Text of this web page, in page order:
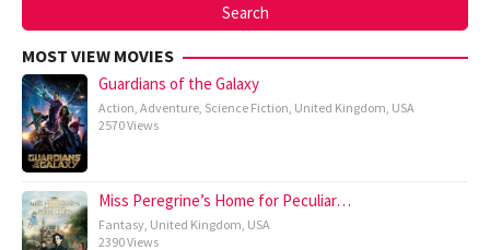
MOST VIEW MOVIES
Guardians of the Galaxy
Action, Adventure, Science Fiction, United Kingdom, USA
2570 Views
Miss Peregrine’s Home for Peculiar…
Fantasy, United Kingdom, USA
2390 Views